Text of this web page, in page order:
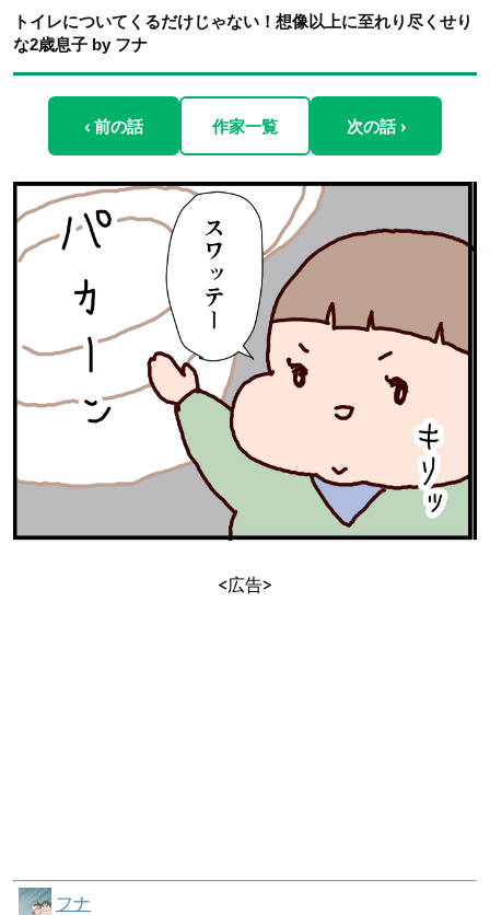
トイレについてくるだけじゃない！想像以上に至れり尽くせり
な2歳息子 by フナ
‹ 前の話 作家一覧 次の話 ›
<広告>
フナ